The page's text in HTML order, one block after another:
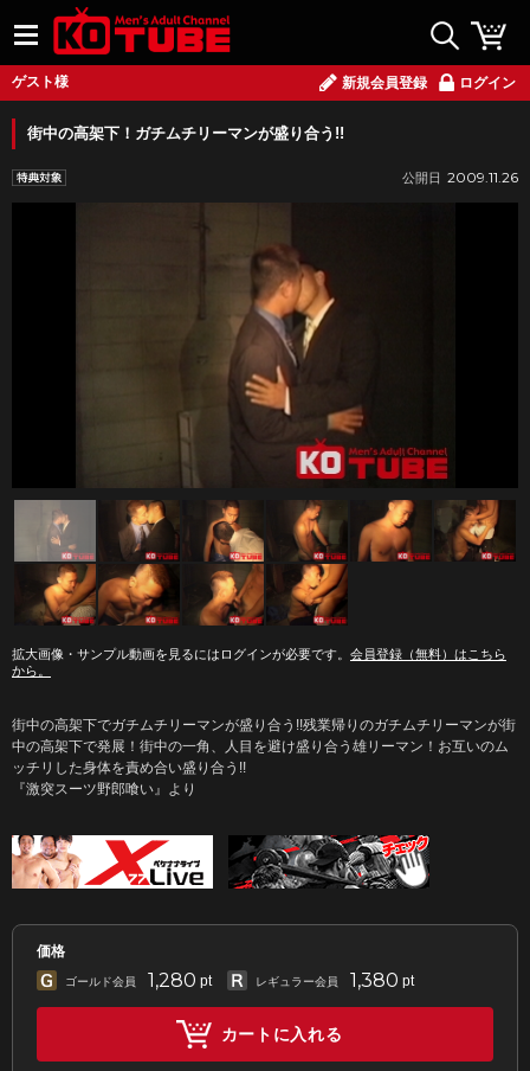
ゲスト様 新規会員登録 ログイン
街中の高架下！ガチムチリーマンが盛り合う!!
2009.11.26
拡大画像・サンプル動画を見るにはログインが必要です。 会員登録（無料）はこちら
から。
街中の高架下でガチムチリーマンが盛り合う!!残業帰りのガチムチリーマンが街
中の高架下で発展！街中の一角、人目を避け盛り合う雄リーマン！お互いのム
ッチリした身体を責め合い盛り合う!!
『激突スーツ野郎喰い』より
価格
ゴールド会員 1,280 pt レギュラー会員 1,380 pt
カートに入れる